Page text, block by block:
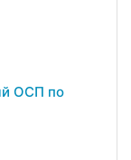
ОСП по